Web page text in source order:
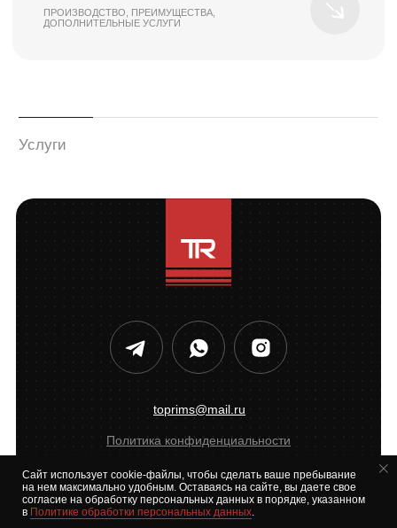
Политика конфиденциальности
Разработка сайта
toprims@mail.ru
Сайт использует cookie-файлы, чтобы сделать ваше пребывание
на нем максимально удобным. Оставаясь на сайте, вы даете свое
согласие на обработку персональных данных в порядке, указанном
в Политике обработки персональных данных.